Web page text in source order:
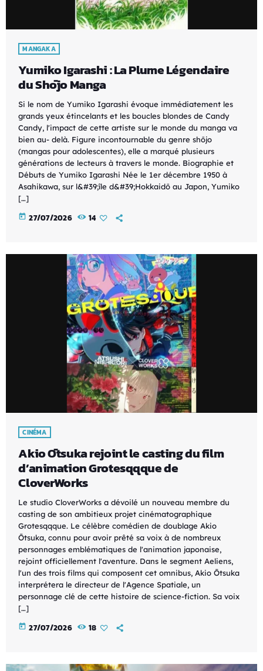
MANGAKA
Yumiko Igarashi : La Plume Légendaire
du Shōjo Manga
Si le nom de Yumiko Igarashi évoque immédiatement les
grands yeux étincelants et les boucles blondes de Candy
Candy, l'impact de cette artiste sur le monde du manga va
bien au- delà. Figure incontournable du genre shōjo
(mangas pour adolescentes), elle a marqué plusieurs
générations de lecteurs à travers le monde. Biographie et
Débuts de Yumiko Igarashi Née le 1er décembre 1950 à
Asahikawa, sur l&#39;île d&#39;Hokkaidō au Japon, Yumiko
[…]
today 27/07/2026 14
CINÉMA
Akio Ōtsuka rejoint le casting du film
d’animation Grotesqqque de
CloverWorks
Le studio CloverWorks a dévoilé un nouveau membre du
casting de son ambitieux projet cinématographique
Grotesqqque. Le célèbre comédien de doublage Akio
Ōtsuka, connu pour avoir prêté sa voix à de nombreux
personnages emblématiques de l'animation japonaise,
rejoint officiellement l'aventure. Dans le segment Aeliens,
l'un des trois films qui composent cet omnibus, Akio Ōtsuka
interprétera le directeur de l'Agence Spatiale, un
personnage clé de cette histoire de science-fiction. Sa voix
[…]
today 27/07/2026 18